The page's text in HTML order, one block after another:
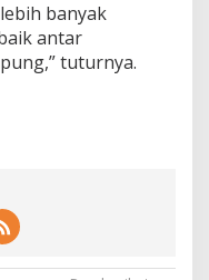
banyak
antar
tuturnya.